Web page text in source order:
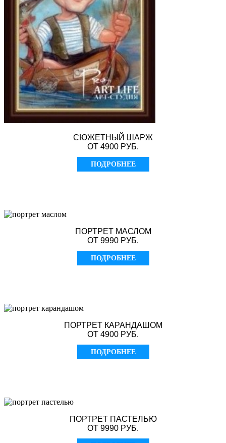
СЮЖЕТНЫЙ ШАРЖ
ОТ 4900 РУБ.
ПОДРОБНЕЕ
ПОРТРЕТ МАСЛОМ
ОТ 9990 РУБ.
ПОДРОБНЕЕ
ПОРТРЕТ КАРАНДАШОМ
ОТ 4900 РУБ.
ПОДРОБНЕЕ
ПОРТРЕТ ПАСТЕЛЬЮ
ОТ 9990 РУБ.